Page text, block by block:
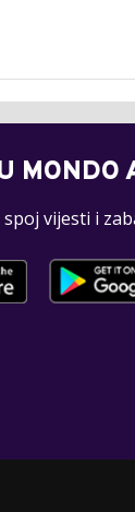
MONDO
vijesti i